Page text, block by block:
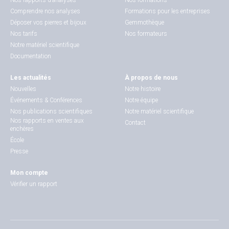
Comprendre nos analyses
Déposer vos pierres et bijoux
Nos tarifs
Notre matériel scientifique
Documentation
Formations pour les entreprises
Gemmothèque
Nos formateurs
Les actualités
Nouvelles
Événements & Conférences
Nos publications scientifiques
Nos rapports en ventes aux
enchères
École
Presse
À propos de nous
Notre histoire
Notre équipe
Notre matériel scientifique
Contact
Mon compte
Vérifier un rapport